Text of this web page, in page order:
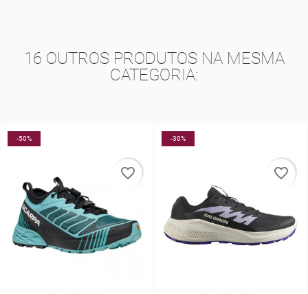
16 OUTROS PRODUTOS NA MESMA
CATEGORIA:
favorite_border favorite_border